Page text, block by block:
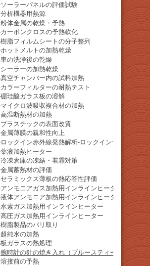
ソーラーパネルの評価試験
分析機器用熱源
粉体金属の乾燥・予熱
カーボンクロスの予熱軟化
樹脂フィルムシートの分子整列
ホットメルトの加熱乾燥
車の洗浄後の乾燥
シーラーの加熱乾燥
真空チャンバー内の試料加熱
カラーフィルターの耐熱テスト
硼珪酸ガラス板の溶解
マイクロ波吸収複合材の加熱
高温断熱材の加熱
プラスチックの表面改質
金属薄膜の親和性向上
ロックイン赤外線発熱解析-ロックインサーモグラ
薬液加熱ヒーター
冷凍倉庫の凍結・着霜対策
金属蓄熱材の評価
セラミックス薄板の熱応答性評価
アンモニアガス加熱用インラインヒーター
液体アンモニア加熱用インラインヒーター
水素ガス加熱用インラインヒーター
高圧ガス加熱用インラインヒーター
樹脂製品のバリ取り
超純水の加熱
板ガラスの熱処理
腕時計の針の焼き入れ（ブルースティール）
溶接前の予熱